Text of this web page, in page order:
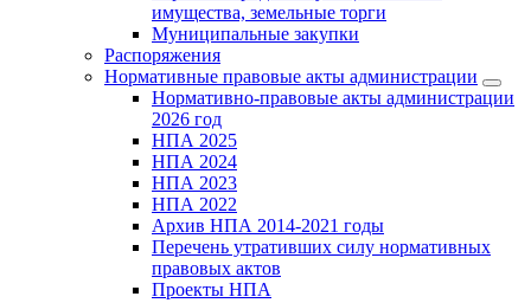
имущества, земельные торги
Муниципальные закупки
Распоряжения
Нормативные правовые акты администрации
Нормативно-правовые акты администрации
2026 год
НПА 2025
НПА 2024
НПА 2023
НПА 2022
Архив НПА 2014-2021 годы
Перечень утративших силу нормативных
правовых актов
Проекты НПА